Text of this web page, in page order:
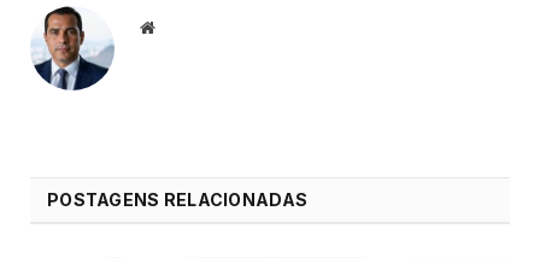
Website
POSTAGENS RELACIONADAS